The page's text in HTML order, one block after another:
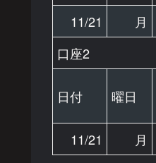
11/21 月
口座2
日付 曜日
11/21 月